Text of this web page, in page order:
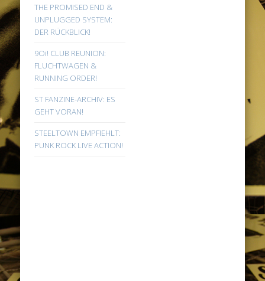
THE PROMISED END &
UNPLUGGED SYSTEM:
DER RÜCKBLICK!
9Oi! CLUB REUNION:
FLUCHTWAGEN &
RUNNING ORDER!
ST FANZINE-ARCHIV: ES
GEHT VORAN!
STEELTOWN EMPFIEHLT:
PUNK ROCK LIVE ACTION!